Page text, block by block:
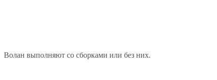
Волан выполняют со сборками или без них.